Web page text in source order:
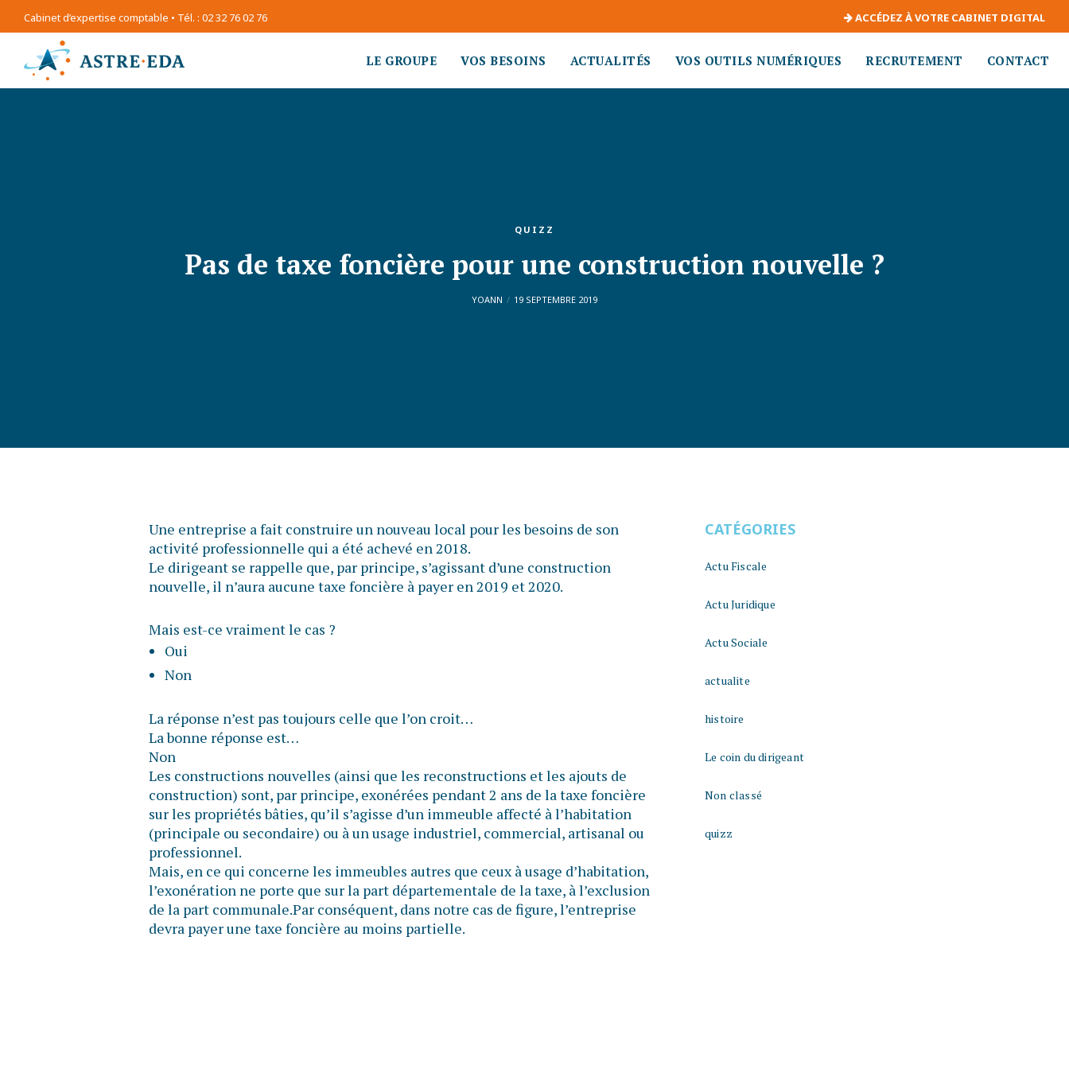
Cabinet d’expertise comptable • Tél. : 02 32 76 02 76 ACCÉDEZ À VOTRE CABINET DIGITAL
LE GROUPE VOS BESOINS ACTUALITÉS VOS OUTILS NUMÉRIQUES RECRUTEMENT CONTACT
QUIZZ
Pas de taxe foncière pour une construction nouvelle ?
YOANN 19 SEPTEMBRE 2019
Une entreprise a fait construire un nouveau local pour les besoins de son
activité professionnelle qui a été achevé en 2018.
Le dirigeant se rappelle que, par principe, s’agissant d’une construction
nouvelle, il n’aura aucune taxe foncière à payer en 2019 et 2020.
Mais est-ce vraiment le cas ?
Oui
Non
La réponse n’est pas toujours celle que l’on croit…
La bonne réponse est…
Non
Les constructions nouvelles (ainsi que les reconstructions et les ajouts de
construction) sont, par principe, exonérées pendant 2 ans de la taxe foncière
sur les propriétés bâties, qu’il s’agisse d’un immeuble affecté à l’habitation
(principale ou secondaire) ou à un usage industriel, commercial, artisanal ou
professionnel.
Mais, en ce qui concerne les immeubles autres que ceux à usage d’habitation,
l’exonération ne porte que sur la part départementale de la taxe, à l’exclusion
de la part communale.Par conséquent, dans notre cas de figure, l’entreprise
devra payer une taxe foncière au moins partielle.
CATÉGORIES
Actu Fiscale
Actu Juridique
Actu Sociale
actualite
histoire
Le coin du dirigeant
Non classé
quizz